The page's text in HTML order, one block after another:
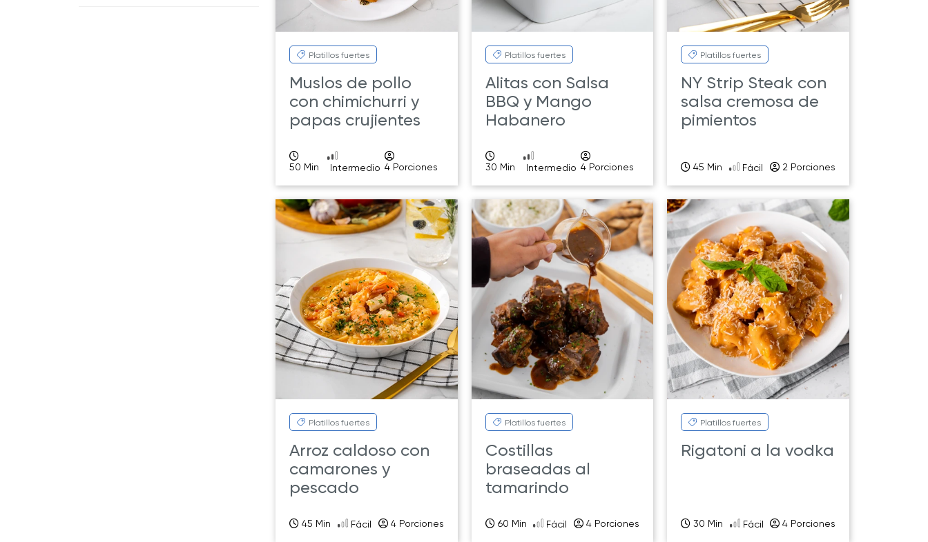
Platillos fuertes
Muslos de pollo
con chimichurri y
papas crujientes
50 Min Intermedio 4 Porciones
Platillos fuertes
Alitas con Salsa
BBQ y Mango
Habanero
30 Min Intermedio 4 Porciones
Platillos fuertes
NY Strip Steak con
salsa cremosa de
pimientos
45 Min Fácil 2 Porciones
Platillos fuertes
Arroz caldoso con
camarones y
pescado
45 Min Fácil 4 Porciones
Platillos fuertes
Costillas
braseadas al
tamarindo
60 Min Fácil 4 Porciones
Platillos fuertes
Rigatoni a la vodka
30 Min Fácil 4 Porciones